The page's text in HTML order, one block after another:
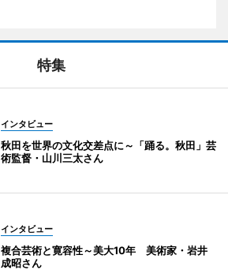
特集
インタビュー
秋田を世界の文化交差点に～「踊る。秋田」芸
術監督・山川三太さん
インタビュー
複合芸術と寛容性～美大10年 美術家・岩井
成昭さん